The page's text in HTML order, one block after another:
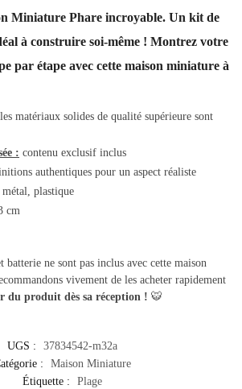
Miniature Phare incroyable. Un kit de
à construire soi-même ! Montrez votre
par étape avec cette maison miniature à
les matériaux solides de qualité supérieure sont
: contenu exclusif inclus
authentiques pour un aspect réaliste
plastique
cm
ne sont pas inclus avec cette maison
vivement de les acheter rapidement
du produit dès sa réception ! 🐯
UGS :
37834542-m32a
:
Maison Miniature
Étiquette :
Plage